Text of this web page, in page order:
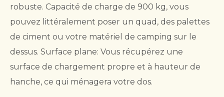
robuste. Capacité de charge de 900 kg, vous
pouvez littéralement poser un quad, des palettes
de ciment ou votre matériel de camping sur le
dessus. Surface plane: Vous récupérez une
surface de chargement propre et à hauteur de
hanche, ce qui ménagera votre dos.